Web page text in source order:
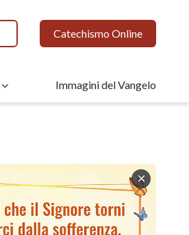
Catechismo Online
Immagini del Vangelo